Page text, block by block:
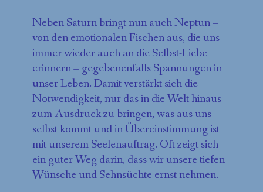
Neben Saturn bringt nun auch Neptun –
von den emotionalen Fischen aus, die uns
immer wieder auch an die Selbst-Liebe
erinnern – gegebenenfalls Spannungen in
unser Leben. Damit verstärkt sich die
Notwendigkeit, nur das in die Welt hinaus
zum Ausdruck zu bringen, was aus uns
selbst kommt und in Übereinstimmung ist
mit unserem Seelenauftrag. Oft zeigt sich
ein guter Weg darin, dass wir unsere tiefen
Wünsche und Sehnsüchte ernst nehmen.